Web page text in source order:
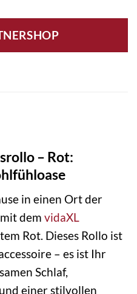
– Rot:
in einen Ort der
dem vidaXL
Rot. Dieses Rollo ist
– es ist Ihr
Schlaf,
einer stilvollen